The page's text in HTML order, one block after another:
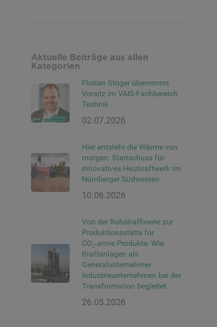
Aktuelle Beiträge aus allen
Kategorien
Florian Stöger übernimmt
Vorsitz im VAIS-Fachbereich
Technik
02.07.2026
Hier entsteht die Wärme von
morgen: Startschuss für
innovatives Heizkraftwerk im
Nürnberger Südwesten
10.06.2026
Von der Rohölraffinerie zur
Produktionsstätte für
CO₂‑arme Produkte: Wie
Kraftanlagen als
Generalunternehmer
Industrieunternehmen bei der
Transformation begleitet
26.05.2026